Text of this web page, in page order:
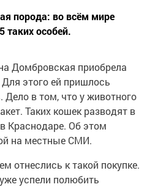
порода: во всём мире
таких особей.
Домбровская приобрела
этого ей пришлось
Дело в том, что у животного
Таких кошек разводят в
Краснодаре. Об этом
на местные СМИ.
отнеслись к такой покупке.
успели полюбить